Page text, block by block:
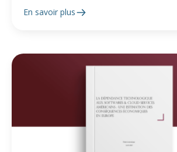
En savoir plus